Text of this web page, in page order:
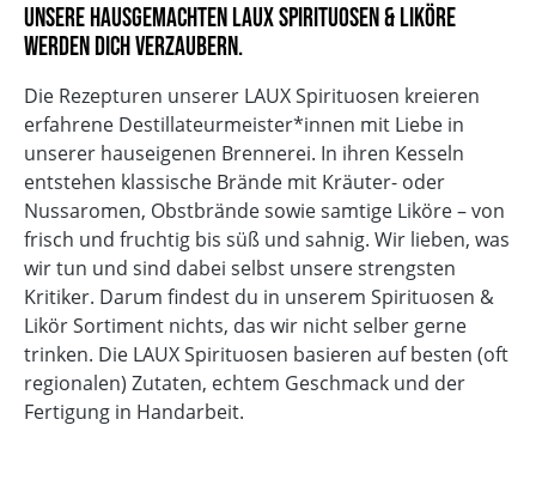
Mit natürlicher Süße
Ohne Palmöl
Unsere hausgemachten LAUX Spirituosen & Liköre
werden dich verzaubern.
Die Rezepturen unserer LAUX Spirituosen kreieren
erfahrene Destillateurmeister*innen mit Liebe in
unserer hauseigenen Brennerei. In ihren Kesseln
entstehen klassische Brände mit Kräuter- oder
Nussaromen, Obstbrände sowie samtige Liköre – von
frisch und fruchtig bis süß und sahnig. Wir lieben, was
wir tun und sind dabei selbst unsere strengsten
Kritiker. Darum findest du in unserem Spirituosen &
Likör Sortiment nichts, das wir nicht selber gerne
trinken. Die LAUX Spirituosen basieren auf besten (oft
regionalen) Zutaten, echtem Geschmack und der
Fertigung in Handarbeit.